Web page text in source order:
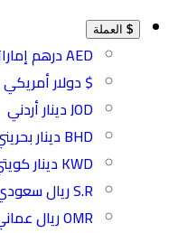
العملة
AED درهم إماراتي
$ دولار أمريكي
JOD دينار أردني
BHD دينار بحريني
KWD دينار كويتي
S.R ريال سعودي
OMR ريال عماني